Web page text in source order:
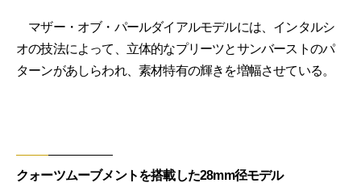
マザー・オブ・パールダイアルモデルには、インタルシ
オの技法によって、立体的なプリーツとサンバーストのパ
ターンがあしらわれ、素材特有の輝きを増幅させている。
クォーツムーブメントを搭載した28mm径モデル